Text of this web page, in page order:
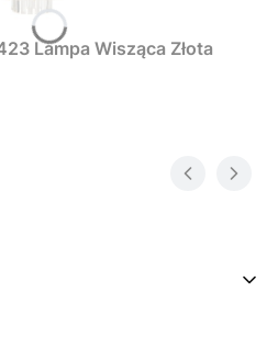
Lampa Wisząca Złota